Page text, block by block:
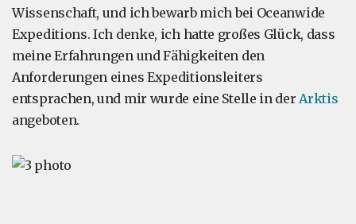
Wissenschaft, und ich bewarb mich bei Oceanwide
Expeditions. Ich denke, ich hatte großes Glück, dass
meine Erfahrungen und Fähigkeiten den
Anforderungen eines Expeditionsleiters
entsprachen, und mir wurde eine Stelle in derArktis
angeboten.